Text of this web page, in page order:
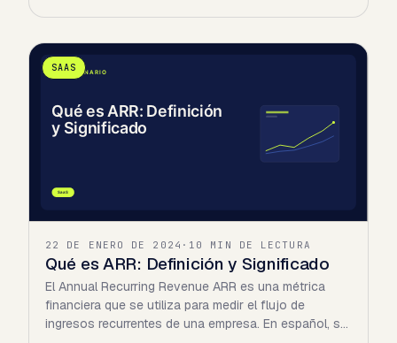
SAAS
22 DE ENERO DE 2024 · 10 MIN DE LECTURA
Qué es ARR: Definición y Significado
El Annual Recurring Revenue ARR es una métrica
financiera que se utiliza para medir el flujo de
ingresos recurrentes de una empresa. En español, se